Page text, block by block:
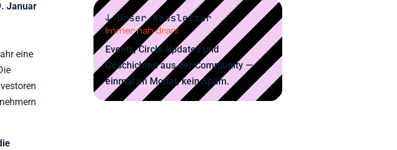
Januar
eine
↓ Unser Newsletter
Immer nah dran!
Events, Circle-Updates und
Geschichten aus der Community —
einmal im Monat, kein Spam.